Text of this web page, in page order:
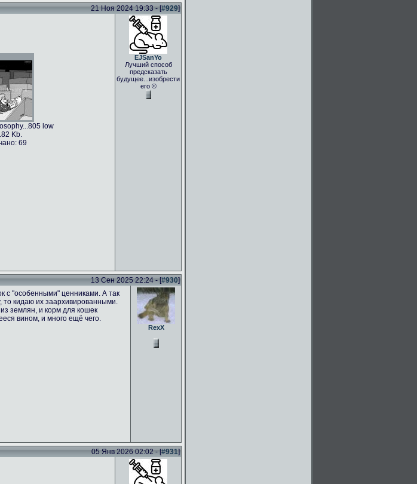
21 Ноя 2024 19:33 - [#929]
low
Kb.
69
EJSanYo
Лучший способ
предсказать
будущее...изобрести
его ©
13 Сен 2025 22:24 - [#930]
с "особенными" ценниками. А так
то кидаю их заархивированными.
землян, и корм для кошек
вином, и много ещё чего.
RexX
05 Янв 2026 02:02 - [#931]